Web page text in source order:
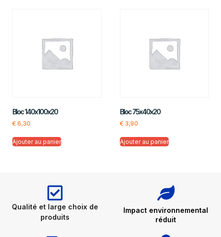
Bloc 140x100x20
€ 6,30
Ajouter au panier
Bloc 75x40x20
€3,90
Ajouter au panier
Qualité et large choix de
produits
Impact environnemental
réduit